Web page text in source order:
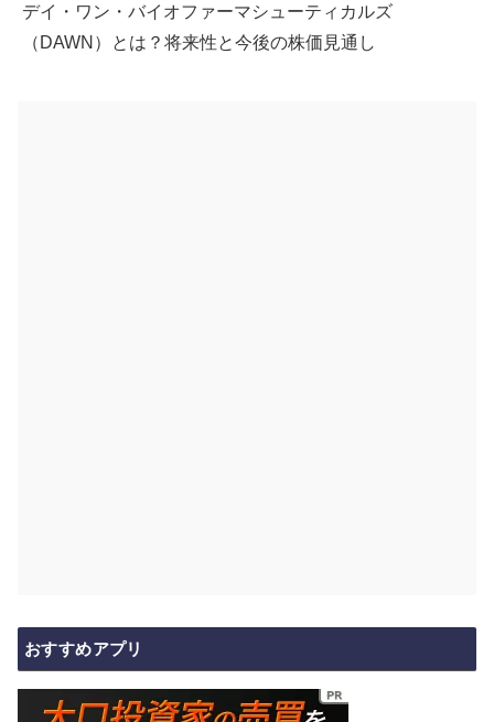
デイ・ワン・バイオファーマシューティカルズ
（DAWN）とは？将来性と今後の株価見通し
おすすめアプリ